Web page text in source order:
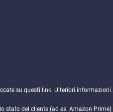
su questi link. Ulteriori
stato del cliente (ad es. Amazon